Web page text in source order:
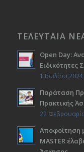
ΤΕΛΕΥΤΑΙΑ
Open Day:
Ειδικότητες
1 Ιουλίου
Παράταση
Πρακτικής
22
Αποφοίτηση
ΜΑSTER